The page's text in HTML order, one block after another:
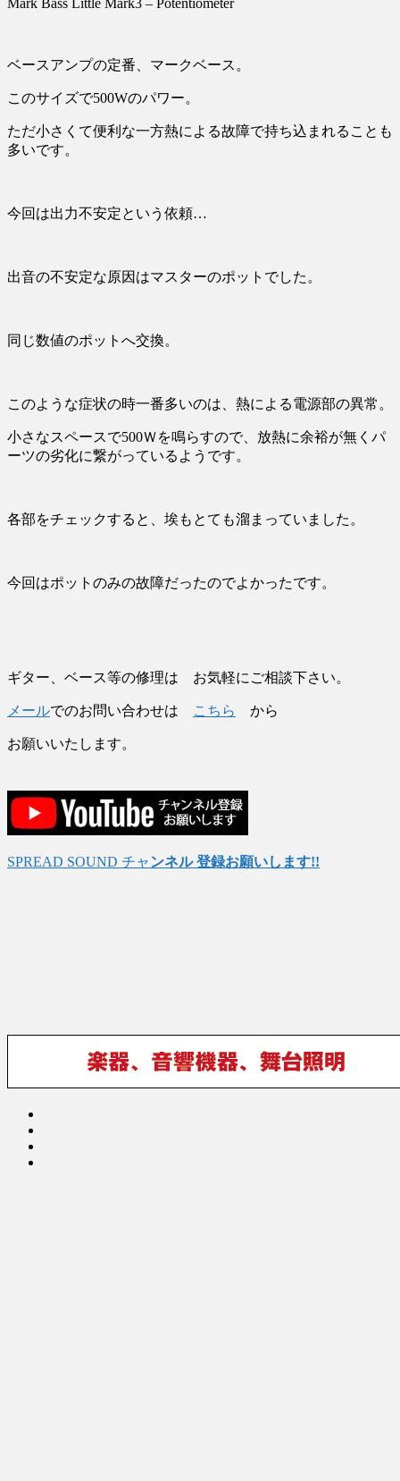
ベースアンプの定番、マークベース。
このサイズで500Wのパワー。
ただ小さくて便利な一方熱による故障で持ち込まれることも
多いです。
今回は出力不安定という依頼…
出音の不安定な原因はマスターのポットでした。
同じ数値のポットへ交換。
このような症状の時一番多いのは、熱による電源部の異常。
小さなスペースで500Ｗを鳴らすので、放熱に余裕が無くパ
ーツの劣化に繋がっているようです。
各部をチェックすると、埃もとても溜まっていました。
今回はポットのみの故障だったのでよかったです。
ギター、ベース等の修理は お気軽にご相談下さい。
メールでのお問い合わせは こちら から
お願いいたします。
SPREAD SOUND チャ ンネル 登録お願いします!!